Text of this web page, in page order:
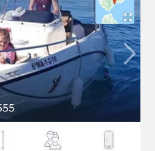
555